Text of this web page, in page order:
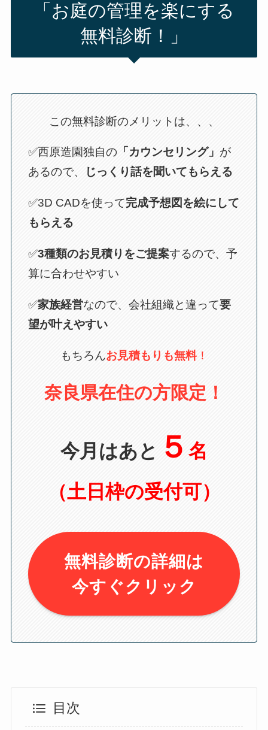
「お庭の管理を楽にする
無料診断！」
この無料診断のメリットは、、、
✅西原造園独自の 「カウンセリング」 が
あるので、
じっくり話を聞いてもらえる
✅3D CADを使って完成予想図を絵にして
もらえる
✅3種類のお見積りをご提案するので、予
算に合わせやすい
✅家族経営なので、会社組織と違って要
望が叶えやすい
もちろんお見積もりも無料！
奈良県在住の方限定！
今月はあと ５ 名
（土日枠の受付可）
無料診断の詳細は
今すぐクリック
目次